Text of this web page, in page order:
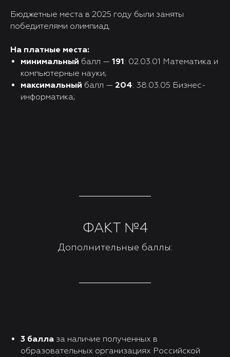
Бюджетные места в 2025 году были заняты
победителями олимпиад.
На платные места:
минимальный балл — 191: 02.03.01 Математика и
компьютерные науки;
максимальный балл — 204: 38.03.05 Бизнес-
информатика;
ФАКТ №4
Дополнительные баллы:
3 балла за наличие полученных в
образовательных организациях Российской